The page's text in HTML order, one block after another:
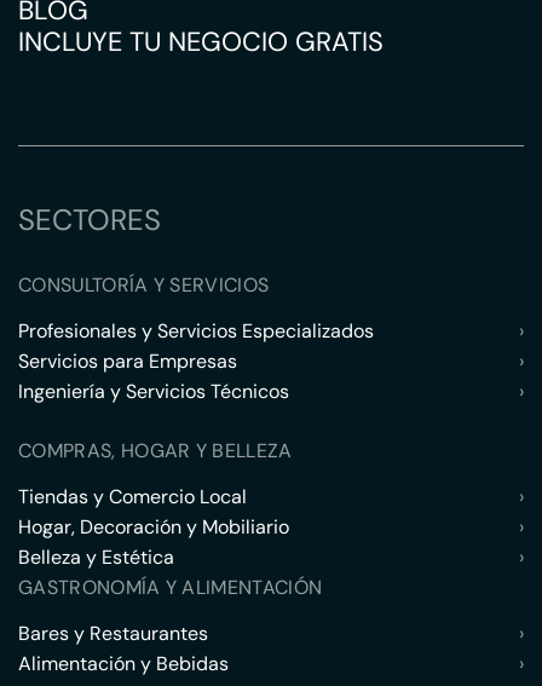
BLOG
INCLUYE TU NEGOCIO GRATIS
SECTORES
CONSULTORÍA Y SERVICIOS
Profesionales y Servicios Especializados
›
Servicios para Empresas
›
Ingeniería y Servicios Técnicos
›
COMPRAS, HOGAR Y BELLEZA
Tiendas y Comercio Local
›
Hogar, Decoración y Mobiliario
›
Belleza y Estética
›
GASTRONOMÍA Y ALIMENTACIÓN
Bares y Restaurantes
›
Alimentación y Bebidas
›